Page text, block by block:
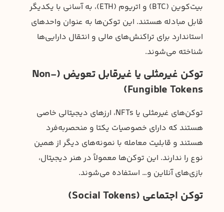
بیت‌کوین (BTC) و اتریوم (ETH)، به آسانی با یکدیگر
قابل مبادله هستند. این توکن‌ها به عنوان واحدهای
استاندارد برای تراکنش‌های مالی و انتقال دارایی‌ها
شناخته می‌شوند.
توکن غیرمثلی یا غیرقابل تعویض (Non-
Fungible Tokens)
توکن‌های غیرمثلی یا NFTs، ارزهای دیجیتالی خاصی
هستند که دارای خصوصیات یکتا و منحصر‌به‌فرد
هستند و قابلیت معامله با نمونه‌های دیگر از همین
نوع را ندارند. این توکن‌ها معمولاً در هنر دیجیتال،
بازی‌های آنلاین و… استفاده می‌شوند.
توکن اجتماعی (Social Tokens)